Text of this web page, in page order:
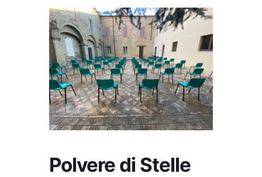
Polvere di Stelle